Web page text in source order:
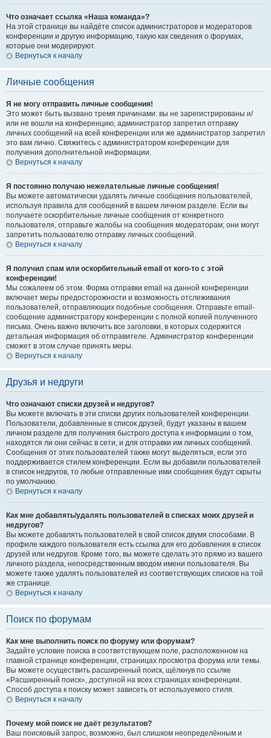
Что означает ссылка «Наша команда»?
На этой странице вы найдёте список администраторов и модераторов
конференции и другую информацию, такую как сведения о форумах,
которые они модерируют.
Вернуться к началу
Личные сообщения
Я не могу отправить личные сообщения!
Это может быть вызвано тремя причинами: вы не зарегистрированы и/
или не вошли на конференцию, администратор запретил отправку
личных сообщений на всей конференции или же администратор запретил
это вам лично. Свяжитесь с администратором конференции для
получения дополнительной информации.
Вернуться к началу
Я постоянно получаю нежелательные личные сообщения!
Вы можете автоматически удалять личные сообщения пользователей,
используя правила для сообщений в вашем личном разделе. Если вы
получаете оскорбительные личные сообщения от конкретного
пользователя, отправьте жалобы на сообщения модераторам; они могут
запретить пользователю отправку личных сообщений.
Вернуться к началу
Я получил спам или оскорбительный email от кого-то с этой
конференции!
Мы сожалеем об этом. Форма отправки email на данной конференции
включает меры предосторожности и возможность отслеживания
пользователей, отправляющих подобные сообщения. Отправьте email-
сообщение администратору конференции с полной копией полученного
письма. Очень важно включить все заголовки, в которых содержится
детальная информация об отправителе. Администратор конференции
сможет в этом случае принять меры.
Вернуться к началу
Друзья и недруги
Что означают списки друзей и недругов?
Вы можете включать в эти списки других пользователей конференции.
Пользователи, добавленные в список друзей, будут указаны в вашем
личном разделе для получения быстрого доступа к информации о том,
находятся ли они сейчас в сети, и для отправки им личных сообщений.
Сообщения от этих пользователей также могут выделяться, если это
поддерживается стилем конференции. Если вы добавили пользователей
в список недругов, то любые отправленные ими сообщения будут скрыты
по умолчанию.
Вернуться к началу
Как мне добавлять/удалять пользователей в списках моих друзей и
недругов?
Вы можете добавлять пользователей в свой список двумя способами. В
профиле каждого пользователя есть ссылка для его добавления в список
друзей или недругов. Кроме того, вы можете сделать это прямо из вашего
личного раздела, непосредственным вводом имени пользователя. Вы
можете также удалять пользователей из соответствующих списков на той
же странице.
Вернуться к началу
Поиск по форумам
Как мне выполнить поиск по форуму или форумам?
Задайте условие поиска в соответствующем поле, расположенном на
главной странице конференции, страницах просмотра форума или темы.
Вы можете осуществить расширенный поиск, щёлкнув по ссылке
«Расширенный поиск», доступной на всех страницах конференции.
Способ доступа к поиску может зависеть от используемого стиля.
Вернуться к началу
Почему мой поиск не даёт результатов?
Ваш поисковый запрос, возможно, был слишком неопределённым и